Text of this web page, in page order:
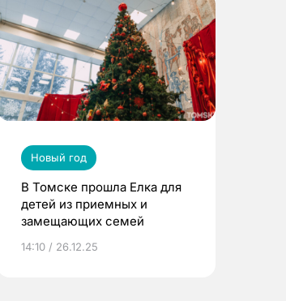
Новый год
В Томске прошла Елка для
детей из приемных и
замещающих семей
14:10 / 26.12.25